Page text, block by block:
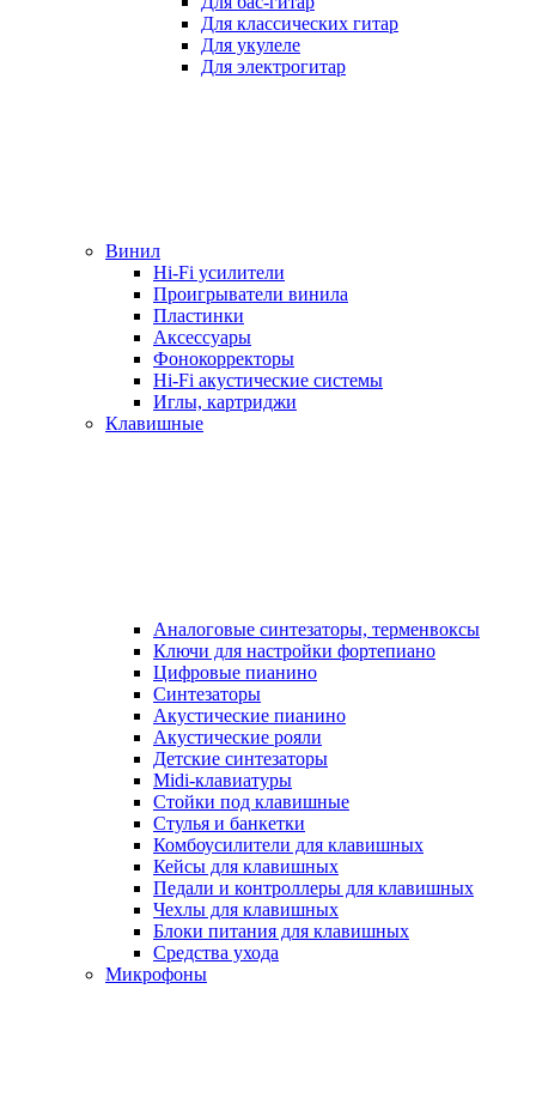
Для классических гитар
Для укулеле
Для электрогитар
Винил
Hi-Fi усилители
Проигрыватели винила
Пластинки
Аксессуары
Фонокорректоры
Hi-Fi акустические системы
Иглы, картриджи
Клавишные
Аналоговые синтезаторы, терменвоксы
Ключи для настройки фортепиано
Цифровые пианино
Синтезаторы
Акустические пианино
Акустические рояли
Детские синтезаторы
Midi-клавиатуры
Стойки под клавишные
Стулья и банкетки
Комбоусилители для клавишных
Кейсы для клавишных
Педали и контроллеры для клавишных
Чехлы для клавишных
Блоки питания для клавишных
Средства ухода
Микрофоны